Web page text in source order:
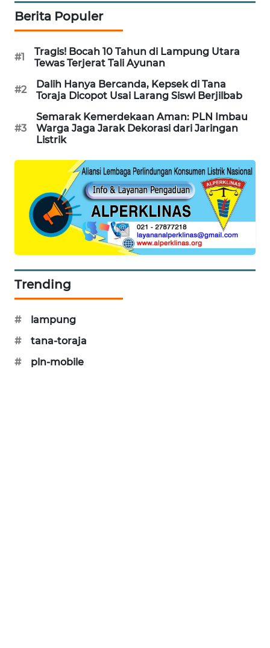
Berita Populer
#1
Tragis! Bocah 10 Tahun di Lampung Utara
Tewas Terjerat Tali Ayunan
#2
Dalih Hanya Bercanda, Kepsek di Tana
Toraja Dicopot Usai Larang Siswi Berjilbab
#3
Semarak Kemerdekaan Aman: PLN Imbau
Warga Jaga Jarak Dekorasi dari Jaringan
Listrik
Trending
#
lampung
#
tana-toraja
#
pln-mobile
LISTRIK
KELISTRIKAN
WALINKI
ID
MAWAKA
ID
PLN
WATCH
LKKI
KOPEKLIN